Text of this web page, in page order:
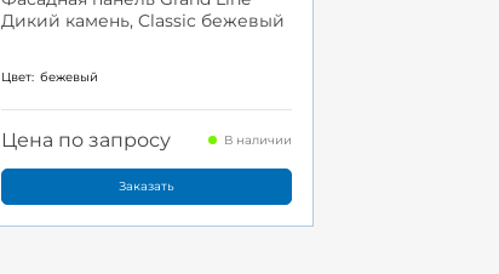
Дикий камень, Classic бежевый
Цвет: бежевый
Цена по запросу В наличии
Заказать